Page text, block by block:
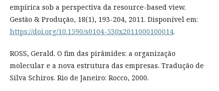
empírica sob a perspectiva da resource-based view.
Gestão & Produção, 18(1), 193-204, 2011. Disponível em:
https://doi.org/10.1590/s0104-530x2011000100014.
ROSS, Gerald. O fim das pirâmides: a organização
molecular e a nova estrutura das empresas. Tradução de
Silva Schiros. Rio de Janeiro: Rocco, 2000.